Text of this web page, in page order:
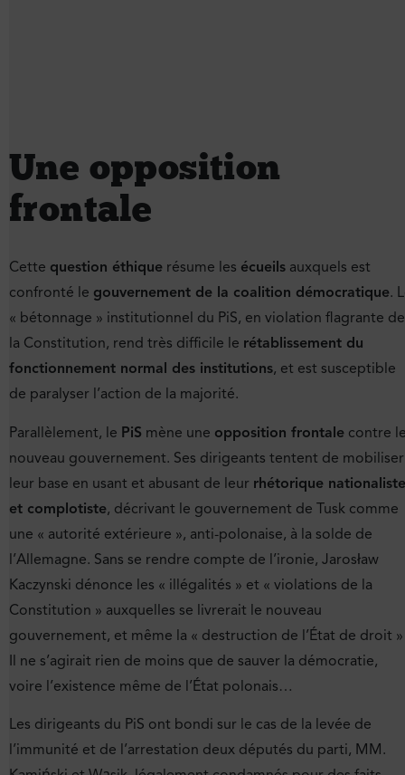
Une opposition
frontale
Cette question éthique résume les écueils auxquels est
confronté le gouvernement de la coalition démocratique.
« bétonnage » institutionnel du PiS, en violation flagrante de
la Constitution, rend très difficile le rétablissement du
fonctionnement normal des institutions, et est susceptible
de paralyser l’action de la majorité.
Parallèlement, le PiS mène une opposition frontale contre
nouveau gouvernement. Ses dirigeants tentent de mobiliser
leur base en usant et abusant de leur rhétorique nationaliste
et complotiste, décrivant le gouvernement de Tusk comme
une « autorité extérieure », anti-polonaise, à la solde de
l’Allemagne. Sans se rendre compte de l’ironie, Jarosław
Kaczynski dénonce les « illégalités » et « violations de la
Constitution » auxquelles se livrerait le nouveau
gouvernement, et même la « destruction de l’État de droit
Il ne s’agirait rien de moins que de sauver la démocratie,
voire l’existence même de l’État polonais…
Les dirigeants du PiS ont bondi sur le cas de la levée de
l’immunité et de l’arrestation deux députés du parti, MM.